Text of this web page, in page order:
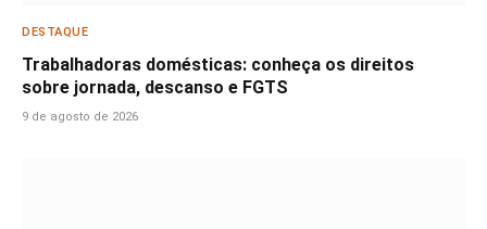
DESTAQUE
Trabalhadoras domésticas: conheça os direitos
sobre jornada, descanso e FGTS
9 de agosto de 2026